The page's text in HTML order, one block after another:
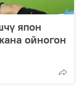
япон
ойногон